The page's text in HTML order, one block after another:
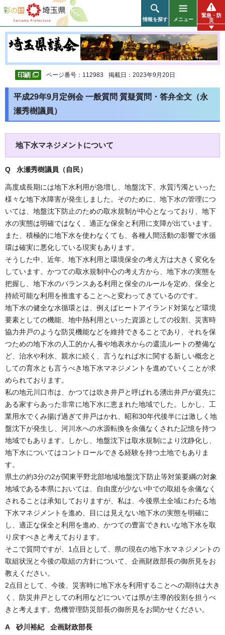
彩の国 埼玉県
情報を探す メニュー
緊急・防
災
ページ番号：112983 掲載日：2023年9月20日
平成29年9月定例会 一般質問 質疑質問・答弁全文（永
瀬秀樹議員）
地下水マネジメントについて
Q 永瀬秀樹議員（自民）
高度成長期には地下水利用が急増し、地盤沈下、水質汚濁といった
様々な地下水障害が発生しました。そのために、地下水の管理につ
いては、地盤沈下防止のための取水規制が中心となっており、地下
水の実態は明確ではなく、適正な保全と利用に支障が出ています。
また、積極的に地下水を使わなくても、各種人間活動の影響で水循
環は確実に悪化している現実もあります。
そうした中、近年、地下水利用と環境保全の考え方は大きく変化を
しています。かつての取水規制中心の考え方から、地下水の実態を
把握し、地下水のバランスある利用と保全のルールを定め、保全と
持続可能な利用を推進することへと変わってきているのです。
地下水の健全な水循環とは、例えばヒートアイランド対策など環境
要素としての機能、地中熱利用といった資源としての役割、災害時
協力井戸のような防災機能などを維持できることであり、それを保
つための地下水の人工的かん養や地表水からの還流ルートの整備な
ど、治水や利水、親水に続く、言うなれば水に関する新しい概念と
しての育水とも言うべき地下水マネジメントを進めていくことが求
められております。
私の地元川口市は、かつては吹き井戸と呼ばれる湧出井戸が庭先に
ある家すらあった非常に地下水に恵まれた地域でした。しかし、工
業用水でくみ揚げ過ぎて井戸はかれ、昭和30年代後半には激しく地
盤沈下が発生し、河川水への水源転換を余儀なくされた記憶を持つ
地域でもあります。しかし、地盤沈下は取水規制により沈静化し、
地下水についてはコントロールできる経験を持つ土地でもありま
す。
県土の約3分の2が関東平野北部地域地盤沈下防止等対策要綱の対象
地域である本県においては、自由度が少ない中での取組を余儀なく
されることは承知しておりますが、私は、今後県土全域にわたる地
下水マネジメントを進め、目には見えない地下水の実態を明確に
し、適正な保全と利用を進め、かつての豊富できれいな地下水を取
り戻すべきと考えております。
そこで質問ですが、1点目として、県の現在の地下水マネジメントの
取組状況と今後の取組の方針について、企画財政部長の御所見をお
教えください。
2点目として、今後、災害時に地下水を利用することへの期待は大き
く、防災井戸としての利用などについては県が主導的役割を担うべ
きと考えます。危機管理防災部長の御所見をお聞かせください。
A 砂川裕紀 企画財政部長